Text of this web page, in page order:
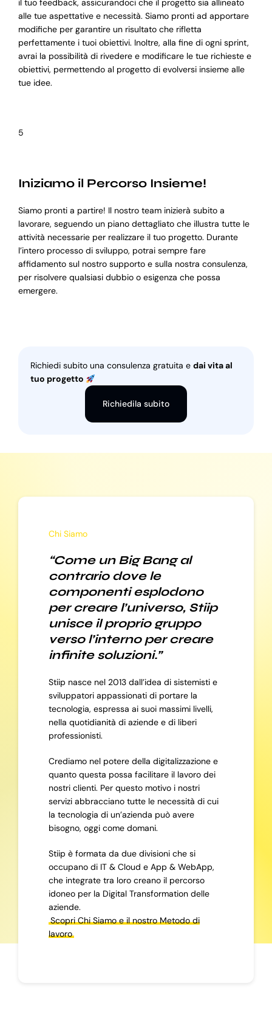
il tuo feedback, assicurandoci che il progetto sia allineato
alle tue aspettative e necessità. Siamo pronti ad apportare
modifiche per garantire un risultato che rifletta
perfettamente i tuoi obiettivi. Inoltre, alla fine di ogni sprint,
avrai la possibilità di rivedere e modificare le tue richieste e
obiettivi, permettendo al progetto di evolversi insieme alle
tue idee.
5
Iniziamo il Percorso Insieme!
Siamo pronti a partire! Il nostro team inizierà subito a
lavorare, seguendo un piano dettagliato che illustra tutte le
attività necessarie per realizzare il tuo progetto. Durante
l’intero processo di sviluppo, potrai sempre fare
affidamento sul nostro supporto e sulla nostra consulenza,
per risolvere qualsiasi dubbio o esigenza che possa
emergere.
Richiedi subito una consulenza gratuita e dai vita al
tuo progetto
Richiedila subito
Chi Siamo
“Come un Big Bang al
contrario dove le
componenti esplodono
per creare l’universo, Stiip
unisce il proprio gruppo
verso l’interno per creare
infinite soluzioni.”
Stiip nasce nel 2013 dall’idea di sistemisti e
sviluppatori appassionati di portare la
tecnologia, espressa ai suoi massimi livelli,
nella quotidianità di aziende e di liberi
professionisti.
Crediamo nel potere della digitalizzazione e
quanto questa possa facilitare il lavoro dei
nostri clienti. Per questo motivo i nostri
servizi abbracciano tutte le necessità di cui
la tecnologia di un’azienda può avere
bisogno, oggi come domani.
Stiip è formata da due divisioni che si
occupano di IT & Cloud e App & WebApp,
che integrate tra loro creano il percorso
idoneo per la Digital Transformation delle
aziende.
Scopri Chi Siamo e il nostro Metodo di
lavoro